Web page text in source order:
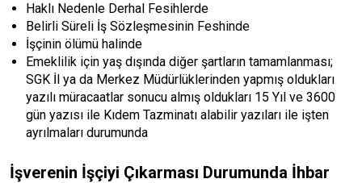
Haklı Nedenle Derhal Fesihlerde
Belirli Süreli İş Sözleşmesinin Feshinde
İşçinin ölümü halinde
Emeklilik için yaş dışında diğer şartların tamamlanması;
SGK İl ya da Merkez Müdürlüklerinden yapmış oldukları
yazılı müracaatlar sonucu almış oldukları 15 Yıl ve 3600
gün yazısı ile Kıdem Tazminatı alabilir yazıları ile işten
ayrılmaları durumunda
İşverenin İşçiyi Çıkarması Durumunda İhbar